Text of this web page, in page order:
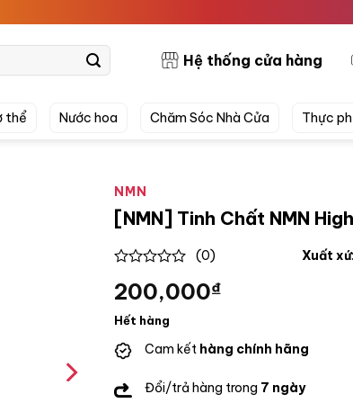
Hệ thống cửa hàng
thể Nước hoa Chăm Sóc Nhà Cửa Thực
NMN
[NMN] Tinh Chất NMN
out
5
(0) Xuất xứ
200,000₫
Hết hàng
Cam kết hàng chính hãng
Đổi/trả hàng trong 7 ngày